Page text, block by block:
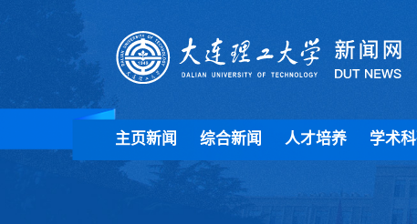
主页新闻 综合新闻 人才培养 学术